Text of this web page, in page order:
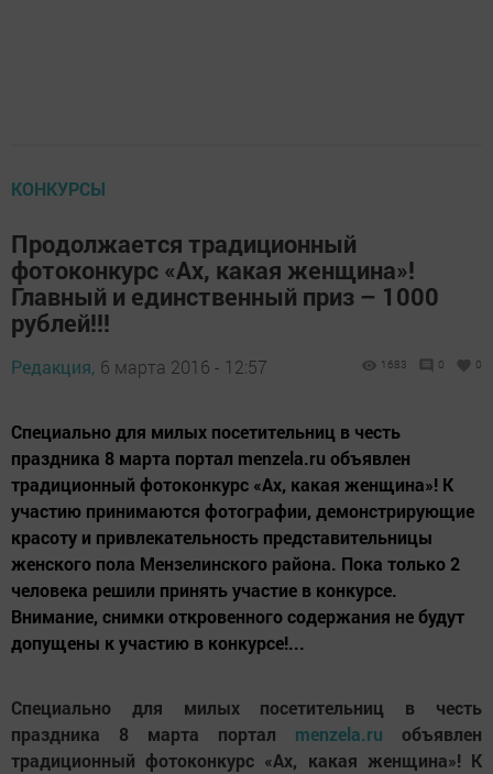
КОНКУРСЫ
Продолжается традиционный
фотоконкурс «Ах, какая женщина»!
Главный и единственный приз – 1000
рублей!!!
Редакция, 6 марта 2016 - 12:57 1683 0 0
Специально для милых посетительниц в честь
праздника 8 марта портал menzela.ru объявлен
традиционный фотоконкурс «Ах, какая женщина»! К
участию принимаются фотографии, демонстрирующие
красоту и привлекательность представительницы
женского пола Мензелинского района. Пока только 2
человека решили принять участие в конкурсе.
Внимание, снимки откровенного содержания не будут
допущены к участию в конкурсе!...
Специально для милых посетительниц в честь
праздника 8 марта портал menzela.ru объявлен
традиционный фотоконкурс «Ах, какая женщина»! К